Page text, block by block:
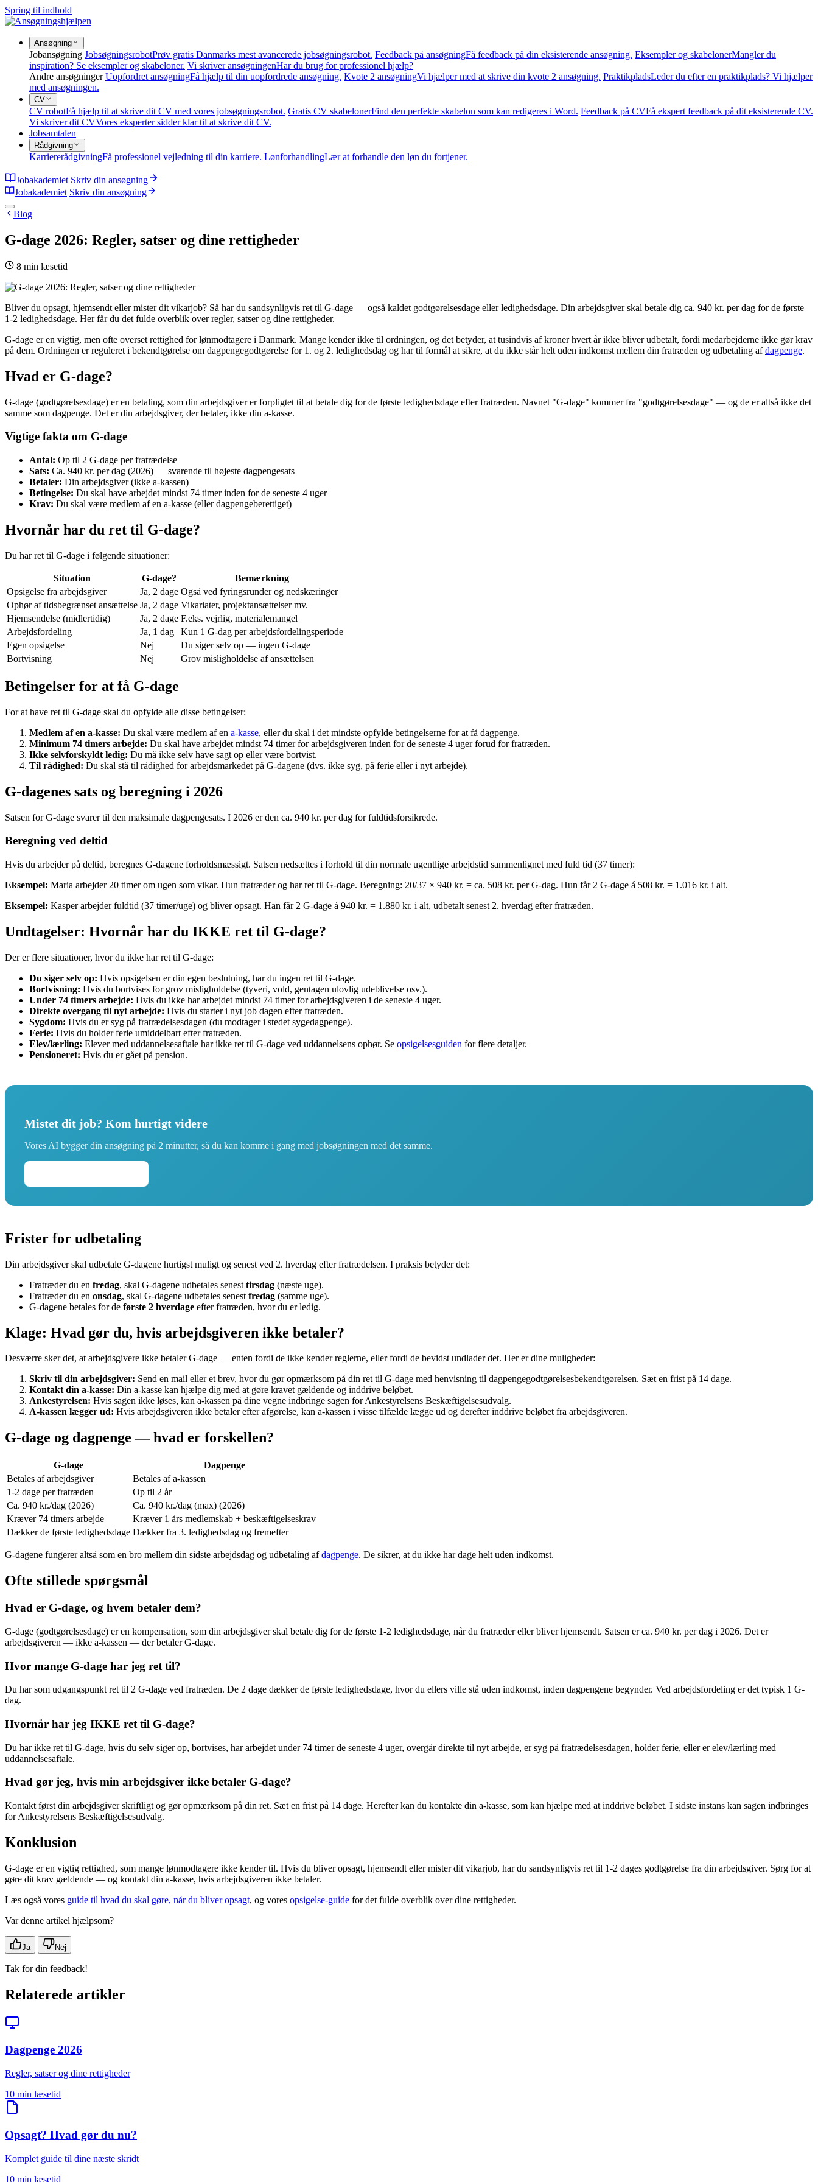
Spring til indhold
Ansøgning
Jobansøgning JobsøgningsrobotPrøv gratis Danmarks mest avancerede jobsøgningsrobot. Feedback på ansøgningFå feedback på din eksisterende ansøgning. Eksempler og skabelonerMangler du
inspiration? Se eksempler og skabeloner. Vi skriver ansøgningenHar du brug for professionel hjælp?
Andre ansøgninger Uopfordret ansøgningFå hjælp til din uopfordrede ansøgning. Kvote 2 ansøgningVi hjælper med at skrive din kvote 2 ansøgning. PraktikpladsLeder du efter en praktikplads? Vi hjælper
med ansøgningen.
CV
CV robotFå hjælp til at skrive dit CV med vores jobsøgningsrobot. Gratis CV skabelonerFind den perfekte skabelon som kan redigeres i Word. Feedback på CVFå ekspert feedback på dit eksisterende CV.
Vi skriver dit CVVores eksperter sidder klar til at skrive dit CV.
Jobsamtalen
Rådgivning
KarriererådgivningFå professionel vejledning til din karriere. LønforhandlingLær at forhandle den løn du fortjener.
Jobakademiet Skriv din ansøgning
Jobakademiet Skriv din ansøgning
Blog
G-dage 2026: Regler, satser og dine rettigheder
8 min læsetid
Bliver du opsagt, hjemsendt eller mister dit vikarjob? Så har du sandsynligvis ret til G-dage — også kaldet godtgørelsesdage eller ledighedsdage. Din arbejdsgiver skal betale dig ca. 940 kr. per dag for de første
1-2 ledighedsdage. Her får du det fulde overblik over regler, satser og dine rettigheder.
G-dage er en vigtig, men ofte overset rettighed for lønmodtagere i Danmark. Mange kender ikke til ordningen, og det betyder, at tusindvis af kroner hvert år ikke bliver udbetalt, fordi medarbejderne ikke gør krav
på dem. Ordningen er reguleret i bekendtgørelse om dagpengegodtgørelse for 1. og 2. ledighedsdag og har til formål at sikre, at du ikke står helt uden indkomst mellem din fratræden og udbetaling afdagpenge.
Hvad er G-dage?
G-dage (godtgørelsesdage) er en betaling, som din arbejdsgiver er forpligtet til at betale dig for de første ledighedsdage efter fratræden. Navnet "G-dage" kommer fra "godtgørelsesdage" — og de er altså ikke det
samme som dagpenge. Det er din arbejdsgiver, der betaler, ikke din a-kasse.
Vigtige fakta om G-dage
Antal: Op til 2 G-dage per fratrædelse
Sats: Ca. 940 kr. per dag (2026) — svarende til højeste dagpengesats
Betaler: Din arbejdsgiver (ikke a-kassen)
Betingelse: Du skal have arbejdet mindst 74 timer inden for de seneste 4 uger
Krav: Du skal være medlem af en a-kasse (eller dagpengeberettiget)
Hvornår har du ret til G-dage?
Du har ret til G-dage i følgende situationer:
Situation G-dage?
Bemærkning
Opsigelse fra arbejdsgiver
Ja, 2 dage Også ved fyringsrunder og nedskæringer
Ophør af tidsbegrænset ansættelse Ja, 2 dage Vikariater, projektansættelser mv.
Hjemsendelse (midlertidig)
Ja, 2 dage F.eks. vejrlig, materialemangel
Arbejdsfordeling
Ja, 1 dag
Kun 1 G-dag per arbejdsfordelingsperiode
Egen opsigelse
Nej
Du siger selv op — ingen G-dage
Bortvisning
Nej Grov misligholdelse af ansættelsen
Betingelser for at få G-dage
For at have ret til G-dage skal du opfylde alle disse betingelser:
Medlem af en a-kasse: Du skal være medlem af en a-kasse, eller du skal i det mindste opfylde betingelserne for at få dagpenge.
Minimum 74 timers arbejde: Du skal have arbejdet mindst 74 timer for arbejdsgiveren inden for de seneste 4 uger forud for fratræden.
Ikke selvforskyldt ledig: Du må ikke selv have sagt op eller være bortvist.
Til rådighed: Du skal stå til rådighed for arbejdsmarkedet på G-dagene (dvs. ikke syg, på ferie eller i nyt arbejde).
G-dagenes sats og beregning i 2026
Satsen for G-dage svarer til den maksimale dagpengesats. I 2026 er den ca. 940 kr. per dag for fuldtidsforsikrede.
Beregning ved deltid
Hvis du arbejder på deltid, beregnes G-dagene forholdsmæssigt. Satsen nedsættes i forhold til din normale ugentlige arbejdstid sammenlignet med fuld tid (37 timer):
Eksempel: Maria arbejder 20 timer om ugen som vikar. Hun fratræder og har ret til G-dage. Beregning: 20/37 × 940 kr. = ca. 508 kr. per G-dag. Hun får 2 G-dage á 508 kr. = 1.016 kr. i alt.
Eksempel: Kasper arbejder fuldtid (37 timer/uge) og bliver opsagt. Han får 2 G-dage á 940 kr. = 1.880 kr. i alt, udbetalt senest 2. hverdag efter fratræden.
Undtagelser: Hvornår har du IKKE ret til G-dage?
Der er flere situationer, hvor du ikke har ret til G-dage:
Du siger selv op: Hvis opsigelsen er din egen beslutning, har du ingen ret til G-dage.
Bortvisning: Hvis du bortvises for grov misligholdelse (tyveri, vold, gentagen ulovlig udeblivelse osv.).
Under 74 timers arbejde: Hvis du ikke har arbejdet mindst 74 timer for arbejdsgiveren i de seneste 4 uger.
Direkte overgang til nyt arbejde: Hvis du starter i nyt job dagen efter fratræden.
Sygdom: Hvis du er syg på fratrædelsesdagen (du modtager i stedet sygedagpenge).
Ferie: Hvis du holder ferie umiddelbart efter fratræden.
Elev/lærling: Elever med uddannelsesaftale har ikke ret til G-dage ved uddannelsens ophør. Se opsigelsesguiden for flere detaljer.
Pensioneret: Hvis du er gået på pension.
Mistet dit job? Kom hurtigt videre
Vores AI bygger din ansøgning på 2 minutter, så du kan komme i gang med jobsøgningen med det samme.
Frister for udbetaling
Din arbejdsgiver skal udbetale G-dagene hurtigst muligt og senest ved 2. hverdag efter fratrædelsen. I praksis betyder det:
Fratræder du en fredag, skal G-dagene udbetales senest tirsdag (næste uge).
Fratræder du en onsdag, skal G-dagene udbetales senest fredag (samme uge).
G-dagene betales for de første 2 hverdage efter fratræden, hvor du er ledig.
Klage: Hvad gør du, hvis arbejdsgiveren ikke betaler?
Desværre sker det, at arbejdsgivere ikke betaler G-dage — enten fordi de ikke kender reglerne, eller fordi de bevidst undlader det. Her er dine muligheder:
Skriv til din arbejdsgiver: Send en mail eller et brev, hvor du gør opmærksom på din ret til G-dage med henvisning til dagpengegodtgørelsesbekendtgørelsen. Sæt en frist på 14 dage.
Kontakt din a-kasse: Din a-kasse kan hjælpe dig med at gøre kravet gældende og inddrive beløbet.
Ankestyrelsen: Hvis sagen ikke løses, kan a-kassen på dine vegne indbringe sagen for Ankestyrelsens Beskæftigelsesudvalg.
A-kassen lægger ud: Hvis arbejdsgiveren ikke betaler efter afgørelse, kan a-kassen i visse tilfælde lægge ud og derefter inddrive beløbet fra arbejdsgiveren.
G-dage og dagpenge — hvad er forskellen?
G-dage
Dagpenge
Betales af arbejdsgiver
Betales af a-kassen
1-2 dage per fratræden
Op til 2 år
Ca. 940 kr./dag (2026)
Ca. 940 kr./dag (max) (2026)
Kræver 74 timers arbejde
Kræver 1 års medlemskab + beskæftigelseskrav
Dækker de første ledighedsdage Dækker fra 3. ledighedsdag og fremefter
G-dagene fungerer altså som en bro mellem din sidste arbejdsdag og udbetaling afdagpenge. De sikrer, at du ikke har dage helt uden indkomst.
Ofte stillede spørgsmål
Hvad er G-dage, og hvem betaler dem?
G-dage (godtgørelsesdage) er en kompensation, som din arbejdsgiver skal betale dig for de første 1-2 ledighedsdage, når du fratræder eller bliver hjemsendt. Satsen er ca. 940 kr. per dag i 2026. Det er
arbejdsgiveren — ikke a-kassen — der betaler G-dage.
Hvor mange G-dage har jeg ret til?
Du har som udgangspunkt ret til 2 G-dage ved fratræden. De 2 dage dækker de første ledighedsdage, hvor du ellers ville stå uden indkomst, inden dagpengene begynder. Ved arbejdsfordeling er det typisk 1 G-
dag.
Hvornår har jeg IKKE ret til G-dage?
Du har ikke ret til G-dage, hvis du selv siger op, bortvises, har arbejdet under 74 timer de seneste 4 uger, overgår direkte til nyt arbejde, er syg på fratrædelsesdagen, holder ferie, eller er elev/lærling med
uddannelsesaftale.
Hvad gør jeg, hvis min arbejdsgiver ikke betaler G-dage?
Kontakt først din arbejdsgiver skriftligt og gør opmærksom på din ret. Sæt en frist på 14 dage. Herefter kan du kontakte din a-kasse, som kan hjælpe med at inddrive beløbet. I sidste instans kan sagen indbringes
for Ankestyrelsens Beskæftigelsesudvalg.
Konklusion
G-dage er en vigtig rettighed, som mange lønmodtagere ikke kender til. Hvis du bliver opsagt, hjemsendt eller mister dit vikarjob, har du sandsynligvis ret til 1-2 dages godtgørelse fra din arbejdsgiver. Sørg for at
gøre dit krav gældende — og kontakt din a-kasse, hvis arbejdsgiveren ikke betaler.
Læs også vores guide til hvad du skal gøre, når du bliver opsagt, og vores opsigelse-guide for det fulde overblik over dine rettigheder.
Var denne artikel hjælpsom?
Ja Nej
Tak for din feedback!
Relaterede artikler
Dagpenge 2026
Regler, satser og dine rettigheder
10 min læsetid
Opsagt? Hvad gør du nu?
Komplet guide til dine næste skridt
10 min læsetid